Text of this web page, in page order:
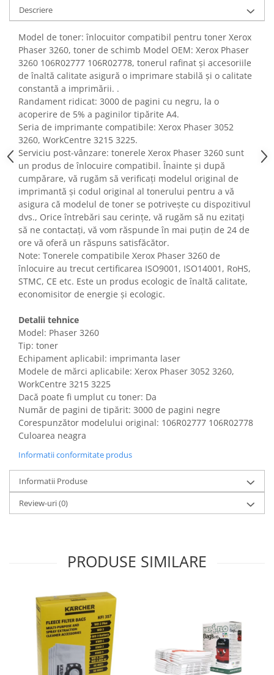
Fiare de calcat si masini de cusut
Ingrijire Locuinta
Purificatoare de aer
Fashion
Bijuterii
Ceasuri barbatesti
Ceasuri dama
Cutii, curele si accesorii ceasuri
Genti si accesorii barbati
Genti si accesorii femei
Imbracaminte barbati
Imbracaminte femei
Imbracaminte si Incaltaminte copii
Incaltaminte barbati
Incaltaminte femei
Ochelari de soare
Ochelari de vedere
Gaming, Carti & Birotica
Birotica & Papetarie
Console, Jocuri & Accesorii
Ingrijire personala & Cosmetice
Accesorii aparate de ras electrice
Accesorii aparate hair styling
Aparate & Accesorii ingrijire
personala
Aparate cosmetice
Articole Sanatate si Wellness
Consumabile sanitare
Cosmetice si produse ingrijire
personala
Igiena dentara
Jucarii, Copii & Bebe
Igiena si ingrijire
Jucarii si Jocuri
Petshop
Accesorii animale de companie
Acvaristica
Castroane si adapatori animale
Igiena animale de companie
Descriere
Model de toner: înlocuitor compatibil pentru toner Xerox
Phaser 3260, toner de schimb Model OEM: Xerox Phaser
3260 106R02777 106R02778, tonerul rafinat și accesoriile
de înaltă calitate asigură o imprimare stabilă și o calitate
constantă a imprimării. .
Randament ridicat: 3000 de pagini cu negru, la o
acoperire de 5% a paginilor tipărite A4.
Seria de imprimante compatibile: Xerox Phaser 3052
3260, WorkCentre 3215 3225.
Serviciu post-vânzare: tonerele Xerox Phaser 3260 sunt
un produs de înlocuire compatibil. Înainte și după
cumpărare, vă rugăm să verificați modelul original de
imprimantă și codul original al tonerului pentru a vă
asigura că modelul de toner se potrivește cu dispozitivul
dvs., Orice întrebări sau cerințe, vă rugăm să nu ezitați
să ne contactați, vă vom răspunde în mai puțin de 24 de
ore vă oferă un răspuns satisfăcător.
Note: Tonerele compatibile Xerox Phaser 3260 de
înlocuire au trecut certificarea ISO9001, ISO14001, RoHS,
STMC, CE etc. Este un produs ecologic de înaltă calitate,
economisitor de energie și ecologic.
Detalii tehnice
Model: Phaser 3260
Tip: toner
Echipament aplicabil: imprimanta laser
Modele de mărci aplicabile: Xerox Phaser 3052 3260,
WorkCentre 3215 3225
Dacă poate fi umplut cu toner: Da
Număr de pagini de tipărit: 3000 de pagini negre
Corespunzător modelului original: 106R02777 106R02778
Culoarea neagra
Informatii conformitate produs
Informatii Produse
Review-uri(0)
PRODUSE SIMILARE